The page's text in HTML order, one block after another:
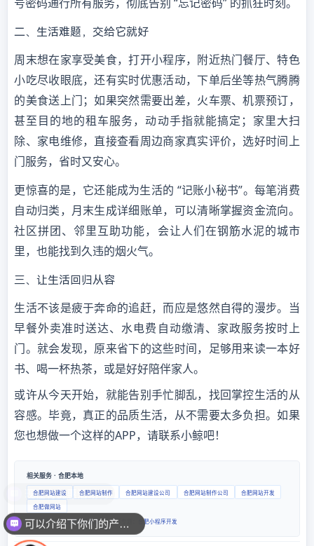
二、生活难题，交给它就好
周末想在家享受美食，打开小程序，附近热门餐厅、特色
小吃尽收眼底，还有实时优惠活动，下单后坐等热气腾腾
的美食送上门；如果突然需要出差，火车票、机票预订，
甚至目的地的租车服务，动动手指就能搞定；家里大扫
除、家电维修，直接查看周边商家真实评价，选好时间上
门服务，省时又安心。
更惊喜的是，它还能成为生活的 “记账小秘书”。每笔消费
自动归类，月末生成详细账单，
可以清晰掌握资金流向。
社区拼团、邻里互助功能，会让人们在钢筋水泥的城市
里，也能找到久违的烟火气。
三、让生活回归从容
生活不该是疲于奔命的追赶，而应是悠然自得的漫步。当
早餐外卖准时送达、水电费自动缴清、家政服务按时上
门。就会发现，原来省下的这些时间，足够用来读一本好
书、喝一杯热茶，或是好好陪伴家人。
或许从今天开始，就能告别手忙脚乱，找回掌控生活的从
容感。毕竟，真正的品质生活，从不需要太多负担。如果
您也想做一个这样的APP，请联系小鲸吧！
相关服务 · 合肥本地
合肥网站建设 合肥网站制作 合肥网站建设公司 合肥网站制作公司 合肥网站开发
合肥做网站
网站建设专题：合肥网站建设· 小程序专题： 合肥小程序开发
可以介绍下你们的产品么